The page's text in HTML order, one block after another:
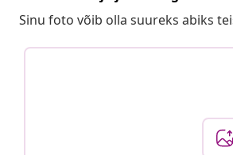
Sinu foto võib olla suureks abiks